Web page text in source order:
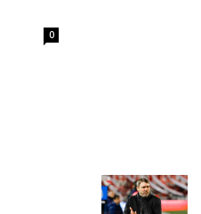
0